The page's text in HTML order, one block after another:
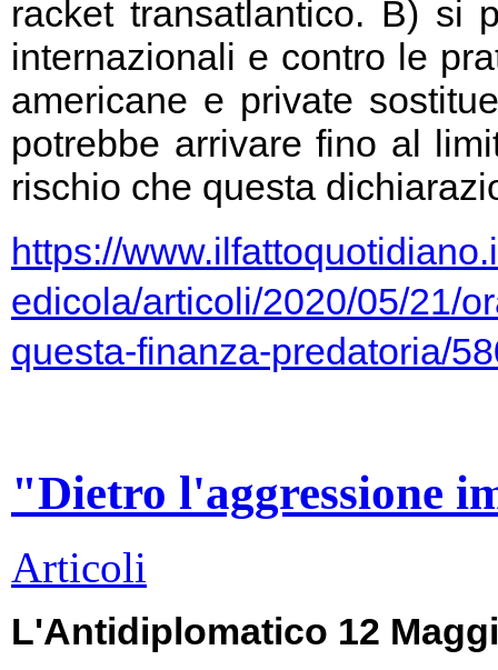
racket transatlantico. B) si
internazionali e contro le
americane e private
potrebbe arrivare fino al
rischio che questa
https://
edicola/articoli/2020/05/21/
questa-finanza-predatoria/
"Dietro l'aggressione
Articoli
L'Antidiplomatico 12